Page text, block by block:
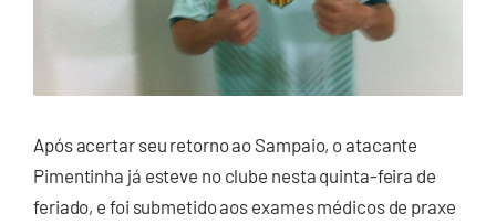
Após acertar seu retorno ao Sampaio, o atacante
Pimentinha já esteve no clube nesta quinta-feira de
feriado, e foi submetido aos exames médicos de praxe